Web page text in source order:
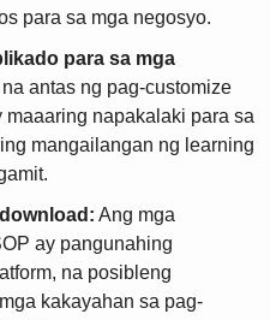
para sa mga negosyo.
para sa mga
antas ng pag-customize
napakalaki para sa
mangailangan ng learning
Ang mga
ay pangunahing
na posibleng
kakayahan sa pag-